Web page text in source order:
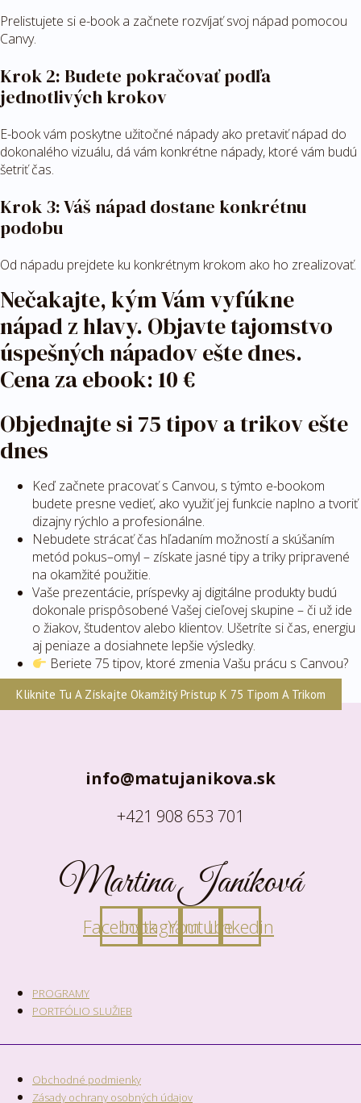
Prelistujete si e-book a začnete rozvíjať svoj nápad pomocou
Canvy.
Krok 2: Budete pokračovať podľa
jednotlivých krokov
E-book vám poskytne užitočné nápady ako pretaviť nápad do
dokonalého vizuálu, dá vám konkrétne nápady, ktoré vám budú
šetriť čas.
Krok 3: Váš nápad dostane konkrétnu
podobu
Od nápadu prejdete ku konkrétnym krokom ako ho zrealizovať.
Nečakajte, kým Vám vyfúkne
nápad z hlavy. Objavte tajomstvo
úspešných nápadov ešte dnes.
Cena za ebook: 10 €
Objednajte si 75 tipov a trikov ešte
dnes
Keď začnete pracovať s Canvou, s týmto e-bookom
budete presne vedieť, ako využiť jej funkcie naplno a tvoriť
dizajny rýchlo a profesionálne.
Nebudete strácať čas hľadaním možností a skúšaním
metód pokus–omyl – získate jasné tipy a triky pripravené
na okamžité použitie.
Vaše prezentácie, príspevky aj digitálne produkty budú
dokonale prispôsobené Vašej cieľovej skupine – či už ide
o žiakov, študentov alebo klientov. Ušetríte si čas, energiu
aj peniaze a dosiahnete lepšie výsledky.
Beriete 75 tipov, ktoré zmenia Vašu prácu s Canvou?
Kliknite Tu A Získajte Okamžitý Prístup K 75 Tipom A Trikom
info@matujanikova.sk
+421 908 653 701
Martina Janíková
FacebookInstagramYoutubeLinkedin
PROGRAMY
PORTFÓLIO SLUŽIEB
Obchodné podmienky
Zásady ochrany osobných údajov